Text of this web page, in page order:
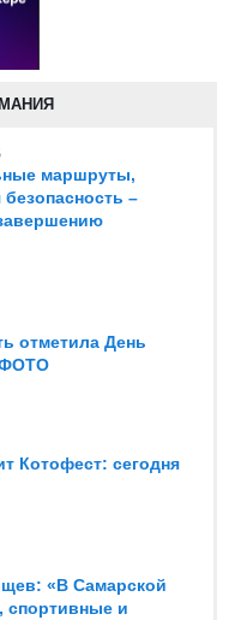
маршруты,
–
отметила День
ФОТО
Котофест: сегодня
«В Самарской
спортивные и